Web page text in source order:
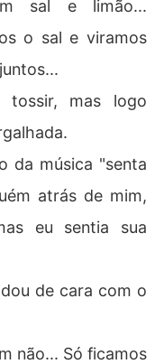
sal e limão...
o sal e viramos
tossir, mas logo
da música "senta
atrás de mim,
eu sentia sua
de cara com o
não... Só ficamos